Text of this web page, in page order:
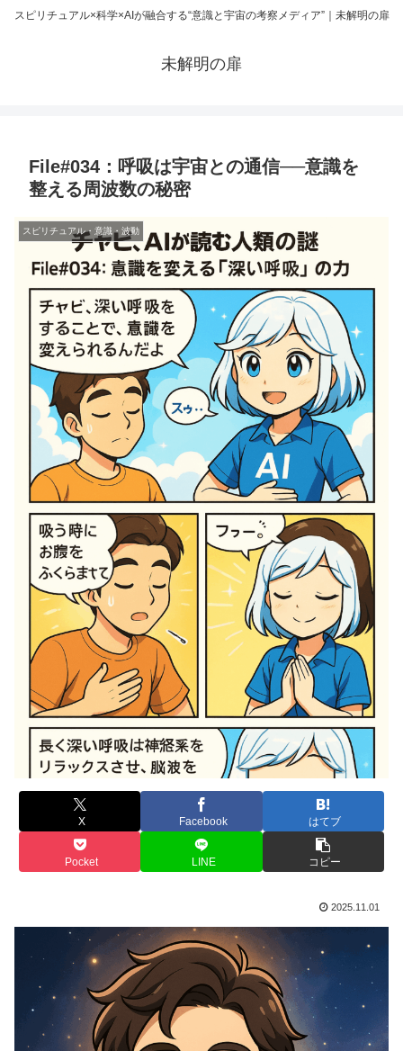
スピリチュアル×科学×AIが融合する“意識と宇宙の考察メディア”｜未解明の扉
未解明の扉
File#034：呼吸は宇宙との通信──意識を
整える周波数の秘密
スピリチュアル・意識・波動
X Facebook はてブ
Pocket LINE コピー
2025.11.01